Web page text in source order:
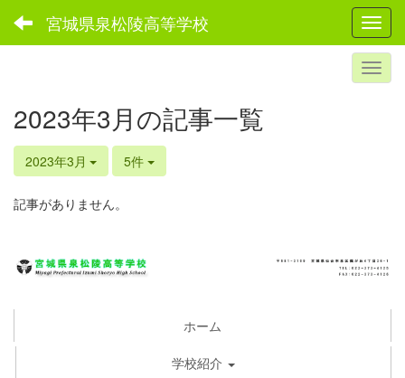
宮城県泉松陵高等学校
2023年3月の記事一覧
2023年3月 5件
記事がありません。
ホーム
学校紹介